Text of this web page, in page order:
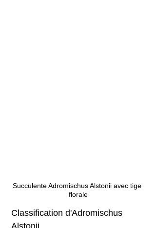
Succulente Adromischus Alstonii avec tige
florale
Classification d'Adromischus